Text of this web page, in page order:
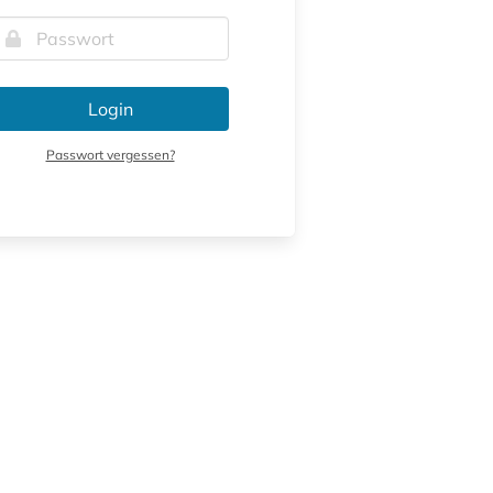
Login
Passwort vergessen?